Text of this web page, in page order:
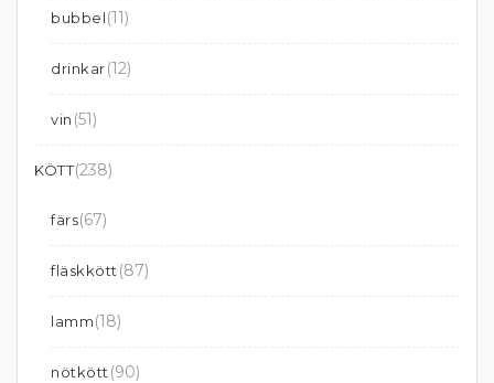
bubbel(11)
drinkar(12)
vin (51)
KÖTT(238)
färs(67)
fläskkött (87)
lamm(18)
nötkött (90)